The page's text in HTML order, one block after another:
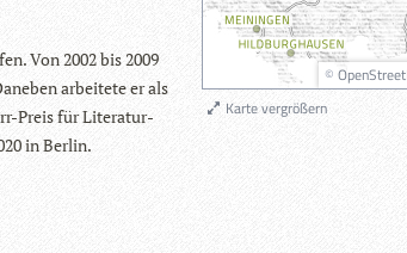
Von 2002 bis 2009
arbei­tete er als
Preis für Lite­ra­tur­
in Berlin.
©
Karte vergrößern